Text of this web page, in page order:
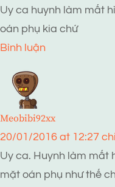
Uy ca huynh làm mất
oán phụ kia chứ
Bình luận
Meobibi92xx
20/01/2016 at 12:27
Uy ca. Huynh làm mất
mặt oán phụ như thế